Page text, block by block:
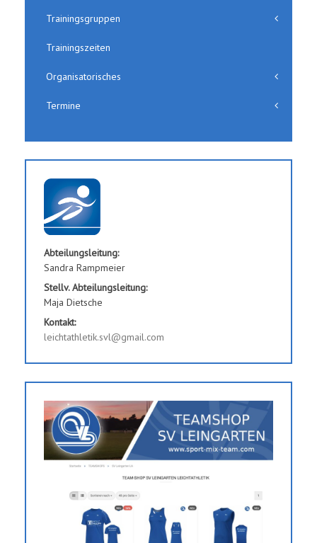
Trainingsgruppen
Trainingszeiten
Organisatorisches
Termine
Abteilungsleitung:
Sandra Rampmeier
Stellv. Abteilungsleitung:
Maja Dietsche
Kontakt:
leichtathletik.svl@gmail.com